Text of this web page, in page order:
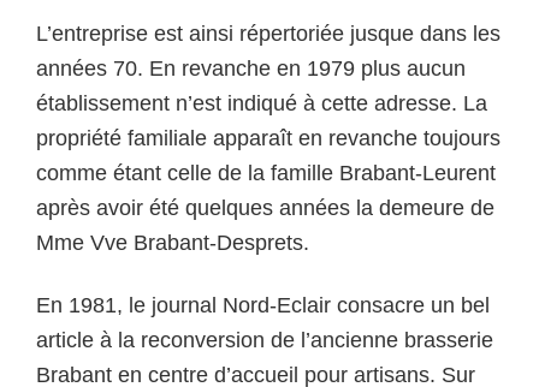
L’entreprise est ainsi répertoriée jusque dans les
années 70. En revanche en 1979 plus aucun
établissement n’est indiqué à cette adresse. La
propriété familiale apparaît en revanche toujours
comme étant celle de la famille Brabant-Leurent
après avoir été quelques années la demeure de
Mme Vve Brabant-Desprets.
En 1981, le journal Nord-Eclair consacre un bel
article à la reconversion de l’ancienne brasserie
Brabant en centre d’accueil pour artisans. Sur